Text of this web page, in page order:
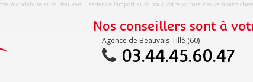
mandataire auto Beauvais - leader de l'import auto pour votre voiture neuve moins
Nos conseillers sont à
Agence de Beauvais-Tillé (60)
03.44.45.60.47